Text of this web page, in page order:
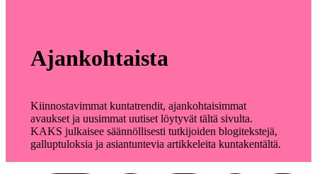
Ajankohtaista
Kiinnostavimmat kuntatrendit, ajankohtaisimmat
avaukset ja uusimmat uutiset löytyvät tältä sivulta.
KAKS julkaisee säännöllisesti tutkijoiden blogitekstejä,
galluptuloksia ja asiantuntevia artikkeleita kuntakentältä.